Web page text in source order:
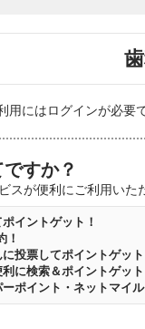
用にはログインが必要で
すか？
スが便利にご利用いた
イントゲット！
！
投票してポイントゲット
に検索＆ポイントゲット
ポイント・ネットマイ